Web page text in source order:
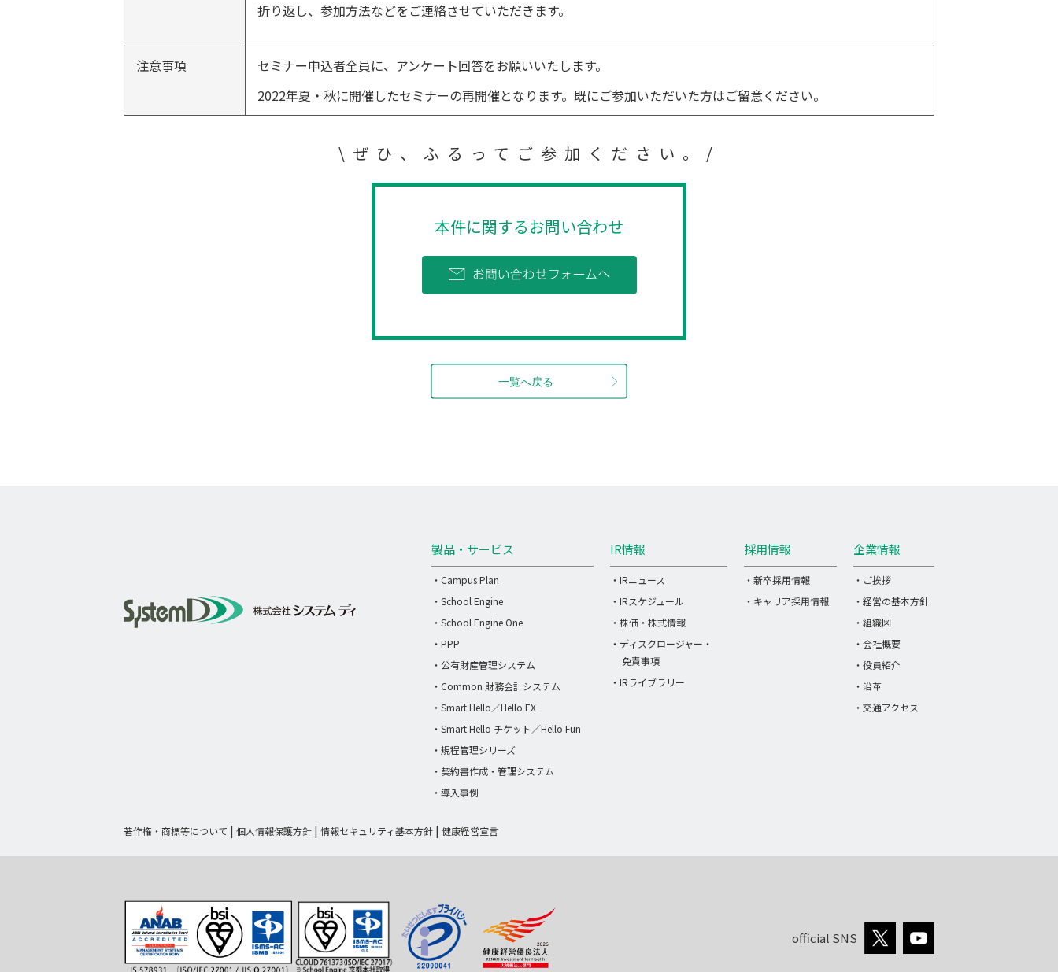
折り返し、参加方法などをご連絡させていただきます。
注意事項
セミナー申込者全員に、アンケート回答をお願いいたします。
2022年夏・秋に開催したセミナーの再開催となります。既にご参加いただいた方はご留意ください。
\ぜひ、ふるってご参加ください。/
本件に関するお問い合わせ
製品・サービス
・Campus Plan
・School Engine
・School Engine One
・PPP
・公有財産管理システム
・Common 財務会計システム
・Smart Hello／Hello EX
・Smart Hello チケット／Hello Fun
・規程管理シリーズ
・契約書作成・管理システム
・導入事例
IR情報
・IRニュース
・IRスケジュール
・株価・株式情報
・ディスクロージャー・
免責事項
・IRライブラリー
採用情報
・新卒採用情報
・キャリア採用情報
企業情報
・ご挨拶
・経営の基本方針
・組織図
・会社概要
・役員紹介
・沿革
・交通アクセス
著作権・商標等について 個人情報保護方針 情報セキュリティ基本方針 健康経営宣言
official SNS